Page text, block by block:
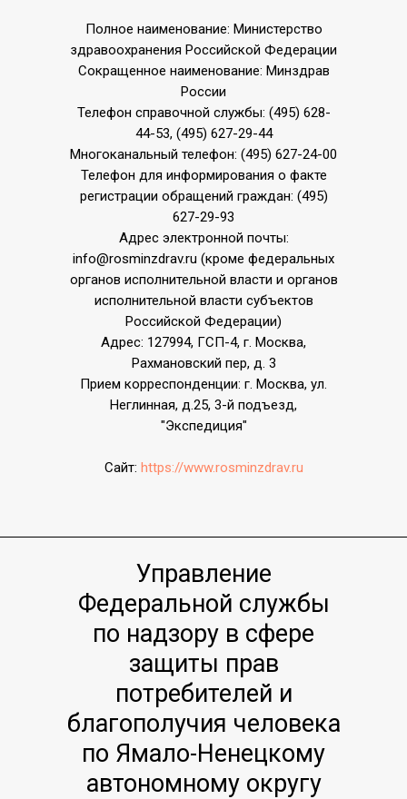
Полное наименование: Министерство
здравоохранения Росcийской Федерации
Сокращенное наименование: Минздрав
России
Телефон справочной службы: (495) 628-
44-53, (495) 627-29-44
Многоканальный телефон: (495) 627-24-00
Телефон для информирования о факте
регистрации обращений граждан: (495)
627-29-93
Адрес электронной почты:
info@rosminzdrav.ru (кроме федеральных
органов исполнительной власти и органов
исполнительной власти субъектов
Российской Федерации)
Адрес: 127994, ГСП-4, г. Москва,
Рахмановский пер, д. 3
Прием корреспонденции: г. Москва, ул.
Неглинная, д.25, 3-й подъезд,
"Экспедиция"
Сайт: https://www.rosminzdrav.ru
Управление
Федеральной службы
по надзору в сфере
защиты прав
потребителей и
благополучия человека
по Ямало-Ненецкому
автономному округу